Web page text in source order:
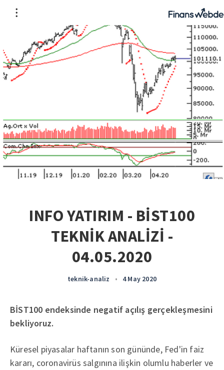
INFO YATIRIM - BİST100
TEKNİK ANALİZİ -
04.05.2020
teknik-analiz • 4 May 2020
BİST100 endeksinde negatif açılış gerçekleşmesini
bekliyoruz.
Küresel piyasalar haftanın son gününde, Fed'in faiz
kararı, coronavirüs salgınına ilişkin olumlu haberler ve